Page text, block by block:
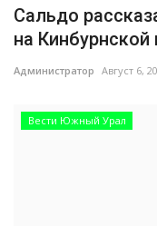
Сальдо
на Кинбурнской
Администратор Август 6,
Вести Южный Урал